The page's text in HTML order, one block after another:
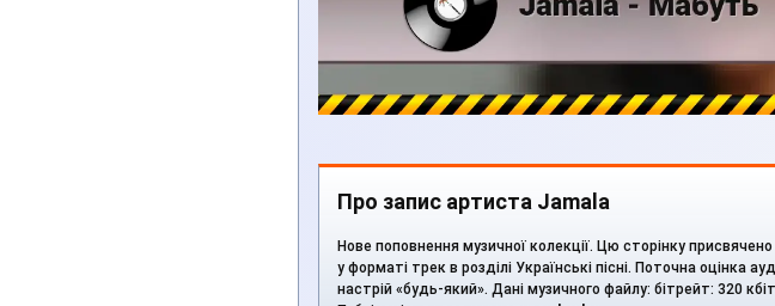
Про запис артиста Jamala
Нове поповнення музичної колекції. Цю сторінку присвячено
у форматі трек в розділі Українські пісні. Поточна оцінка
настрій «будь-який». Дані музичного файлу: бітрейт: 320